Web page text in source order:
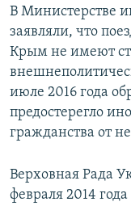
В Министерстве
заявляли, что
Крым не имеют
июле 2016 года
предостерегло
гражданства от
Верховная Рада
февраля 2014